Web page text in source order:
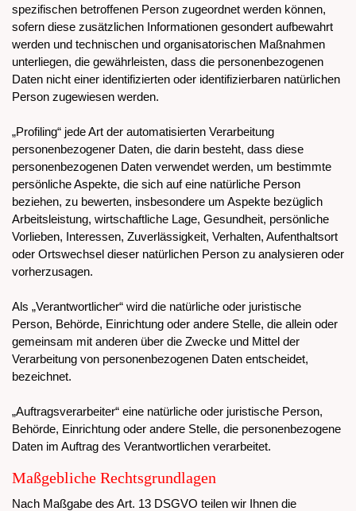
spezifischen betroffenen Person zugeordnet werden können,
sofern diese zusätzlichen Informationen gesondert aufbewahrt
werden und technischen und organisatorischen Maßnahmen
unterliegen, die gewährleisten, dass die personenbezogenen
Daten nicht einer identifizierten oder identifizierbaren natürlichen
Person zugewiesen werden.
„Profiling“ jede Art der automatisierten Verarbeitung
personenbezogener Daten, die darin besteht, dass diese
personenbezogenen Daten verwendet werden, um bestimmte
persönliche Aspekte, die sich auf eine natürliche Person
beziehen, zu bewerten, insbesondere um Aspekte bezüglich
Arbeitsleistung, wirtschaftliche Lage, Gesundheit, persönliche
Vorlieben, Interessen, Zuverlässigkeit, Verhalten, Aufenthaltsort
oder Ortswechsel dieser natürlichen Person zu analysieren oder
vorherzusagen.
Als „Verantwortlicher“ wird die natürliche oder juristische
Person, Behörde, Einrichtung oder andere Stelle, die allein oder
gemeinsam mit anderen über die Zwecke und Mittel der
Verarbeitung von personenbezogenen Daten entscheidet,
bezeichnet.
„Auftragsverarbeiter“ eine natürliche oder juristische Person,
Behörde, Einrichtung oder andere Stelle, die personenbezogene
Daten im Auftrag des Verantwortlichen verarbeitet.
Maßgebliche Rechtsgrundlagen
Nach Maßgabe des Art. 13 DSGVO teilen wir Ihnen die